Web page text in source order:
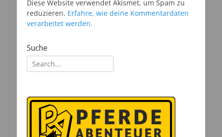
Diese Website verwendet Akismet, um Spam zu
reduzieren. Erfahre, wie deine Kommentardaten
verarbeitet werden.
Suche
Suchen
nach: